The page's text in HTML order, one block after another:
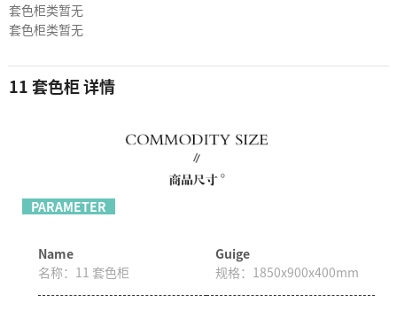
套色柜类暂无
套色柜类暂无
11 套色柜 详情
PARAMETER
Name
名称： 11 套色柜
Guige
规格： 1850x900x400mm